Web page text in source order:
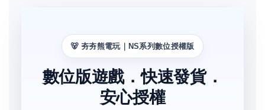
🐻 夯夯熊電玩｜NS系列數位授權版
數位版遊戲．快速發貨．
安心授權